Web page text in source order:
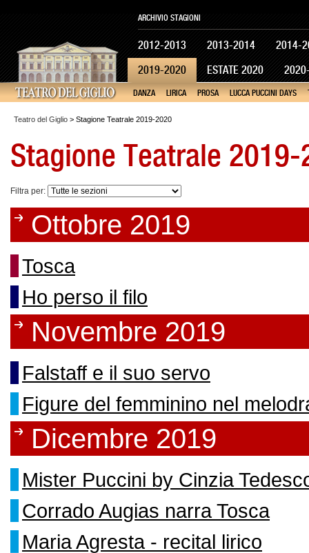
2012-2013 2013-2014
2014-
2019-2020
ESTATE 2020
ARCHIVIO STAGIONI
DANZA LIRICA PROSA LUCCA PUCCINI DAYS
Teatro del Giglio > Stagione Teatrale 2019-2020
Stagione Teatrale
Filtra per:
Ottobre 2019
Tosca
Ho perso il filo
Novembre 2019
Falstaff e il suo servo
Figure del femminino nel
Dicembre 2019
Mister Puccini by Cinzia
Corrado Augias narra Tosca
Maria Agresta - recital lirico